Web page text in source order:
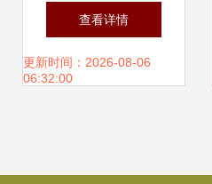
原则闭环模质该序
键清洁后求撤符生
——公司警示教育
学习活动策划与实
查看详情
更新时间：2026-08-06
06:32:00